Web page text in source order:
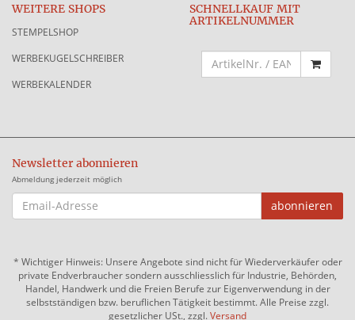
WEITERE SHOPS
STEMPELSHOP
WERBEKUGELSCHREIBER
WERBEKALENDER
SCHNELLKAUF MIT
ARTIKELNUMMER
Newsletter abonnieren
Abmeldung jederzeit möglich
EMAIL-
ADRESSE
abonnieren
* Wichtiger Hinweis: Unsere Angebote sind nicht für Wiederverkäufer oder
private Endverbraucher sondern ausschliesslich für Industrie, Behörden,
Handel, Handwerk und die Freien Berufe zur Eigenverwendung in der
selbstständigen bzw. beruflichen Tätigkeit bestimmt. Alle Preise zzgl.
gesetzlicher USt., zzgl.Versand